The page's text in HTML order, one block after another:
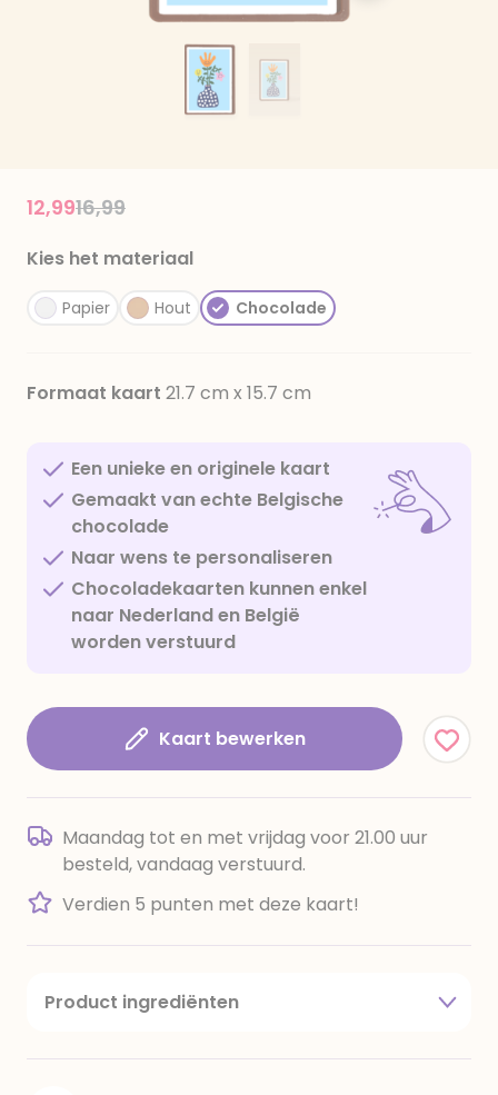
Price reduced from
16,99to
12,99
Kies het materiaal
Papier Hout Chocolade
Formaat kaart 21.7 cm x 15.7 cm
Een unieke en originele kaart
Gemaakt van echte Belgische
chocolade
Naar wens te personaliseren
Chocoladekaarten kunnen enkel
naar Nederland en België
worden verstuurd
Kaart bewerken
Maandag tot en met vrijdag voor 21.00 uur
besteld, vandaag verstuurd.
Verdien 5 punten met deze kaart!
Product ingrediënten
amandelen,cacaomassa, emulgator (sojalecithine),